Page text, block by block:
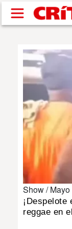
Pasar al
NACIONAL
POLÍTICA
SHOW
DEPORTES
MUNDO
Show /
¡Despelote
reggae en